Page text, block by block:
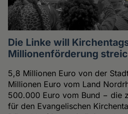
Die Linke will
Millionenförderung
5,8 Millionen Euro von der
Millionen Euro vom Land
500.000 Euro vom Bund − die
für den Evangelischen